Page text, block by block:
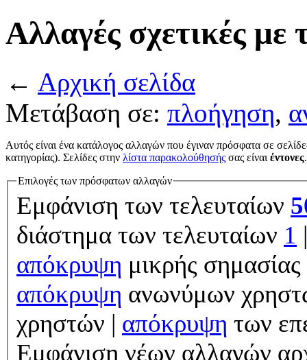
Αλλαγές σχετικές
← Αρχική σελίδα
Μετάβαση σε: πλοήγηση,
Αυτός είναι ένα κατάλογος αλλαγών που έγιναν πρόσφατα σε
κατηγορίας). Σελίδες στην λίστα παρακολούθησής σας είναι έντονες.
Επιλογές των πρόσφατων αλλαγών
Εμφάνιση των τελευταίων
διάστημα των τελευταίων 1
απόκρυψη μικρής
απόκρυψη ανωνύμων
χρηστών | απόκρυψη των
Εμφάνιση νέων αλλαγών